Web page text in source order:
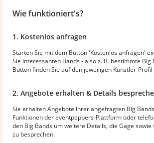
Wie funktioniert's?
1. Kostenlos anfragen
Starten Sie mit dem Button 'Kostenlos anfragen'
Sie interessanten Bands - also z. B. bestimmte Big
Button finden Sie auf den jeweiligen Künstler-
2. Angebote erhalten & Details
Sie erhalten Angebote Ihrer angefragten Big
Funktionen der eventpeppers-Plattform oder
den Big Bands um weitere Details, die Gage sowie
zu besprechen.